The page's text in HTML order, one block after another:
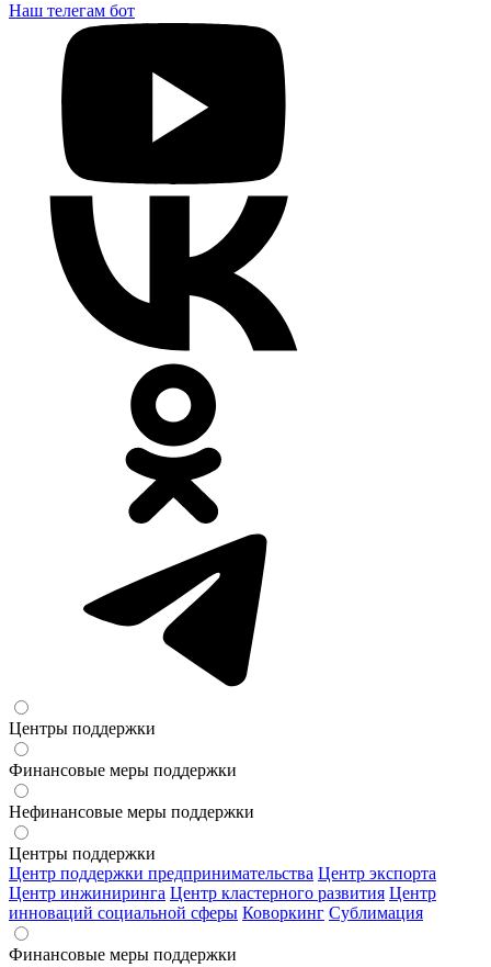
Наш телегам бот
Центры поддержки
Финансовые меры поддержки
Нефинансовые меры поддержки
Центры поддержки
Центр поддержки предпринимательства Центр экспорта
Центр инжиниринга Центр кластерного развития Центр
инноваций социальной сферы Коворкинг Сублимация
Финансовые меры поддержки